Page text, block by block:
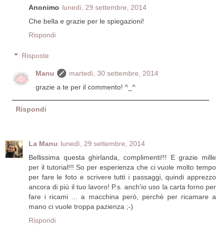
Anonimo lunedì, 29 settembre, 2014
Che bella e grazie per le spiegazioni!
Rispondi
Risposte
Manu
martedì, 30 settembre, 2014
grazie a te per il commento! ^_^
Rispondi
La Manu lunedì, 29 settembre, 2014
Bellissima questa ghirlanda, complimenti!!! E grazie mille
per il tutorial!!! So per esperienza che ci vuole molto tempo
per fare le foto e scrivere tutti i passaggi, quindi apprezzo
ancora di più il tuo lavoro! P.s. anch'io uso la carta forno per
fare i ricami ... a macchina però, perchè per ricamare a
mano ci vuole troppa pazienza ;-)
Rispondi